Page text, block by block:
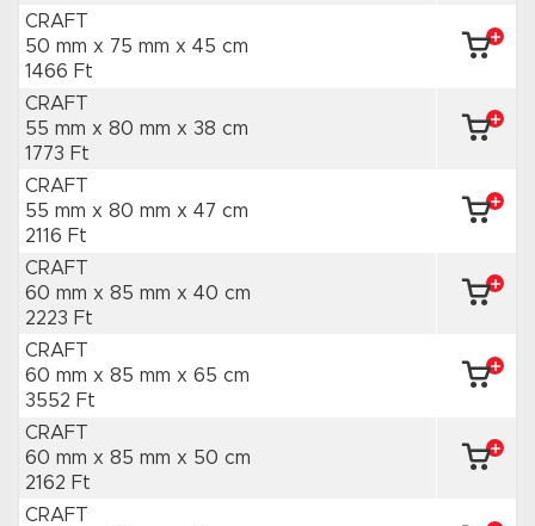
CRAFT
50 mm x 75 mm x 45 cm
1466 Ft
CRAFT
55 mm x 80 mm x 38 cm
1773 Ft
CRAFT
55 mm x 80 mm x 47 cm
2116 Ft
CRAFT
60 mm x 85 mm x 40 cm
2223 Ft
CRAFT
60 mm x 85 mm x 65 cm
3552 Ft
CRAFT
60 mm x 85 mm x 50 cm
2162 Ft
CRAFT